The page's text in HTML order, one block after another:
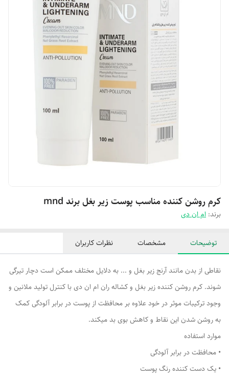
کرم روشن کننده مناسب پوست زیر بغل برند mnd
برند: ام ان دی
توضیحات مشخصات نظرات کاربران
نقاطی از بدن مانند آرنج زیر بغل و ... به دلایل مختلف ممکن است دچار تیرگی
شوند. کرم روشن کننده زیر بغل و کشاله ران ام ان دی با کنترل تولید ملانین و
وجود ترکیبات موثر در خود علاوه بر محافظت از پوست در برابر آلودگی کمک
به روشن شدن این نقاط و کاهش بوی بد میکند.
موارد استفاده
• محافظت در برابر آلودگی
• یک دست کننده رنگ پوست